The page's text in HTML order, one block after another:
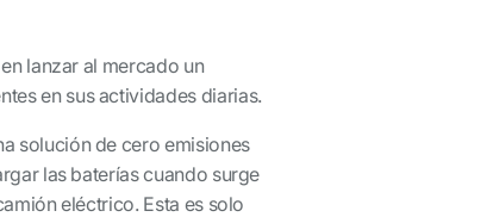
lanzar al mercado un
en sus actividades diarias.
solución de cero emisiones
las baterías cuando surge
eléctrico. Esta es solo